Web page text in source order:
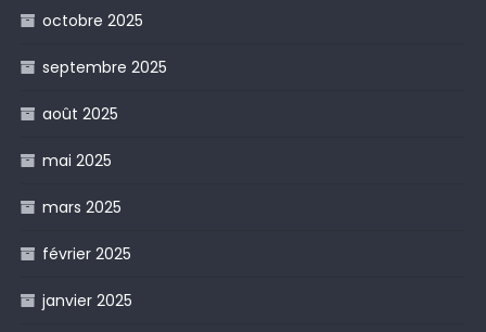
octobre 2025
septembre 2025
août 2025
mai 2025
mars 2025
février 2025
janvier 2025